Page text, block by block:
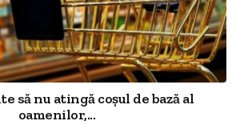
să nu atingă coșul de bază al
oamenilor,...